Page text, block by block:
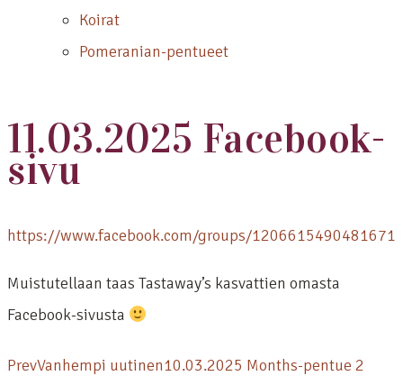
Koirat
Pomeranian-pentueet
11.03.2025 Facebook-
sivu
https://www.facebook.com/groups/1206615490481671
Muistutellaan taas Tastaway’s kasvattien omasta
Facebook-sivusta
PrevVanhempi uutinen10.03.2025 Months-pentue 2